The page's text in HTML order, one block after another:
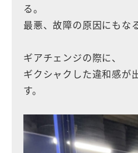
る。
最悪、故障の原因にもな
ギアチェンジの際に、
ギクシャクした違和感が
す。